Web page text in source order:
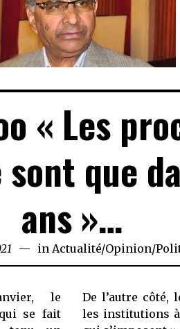
« Les
que
ans »…
February
8,
in Actualité/Opinion/
le
qui se fait
De l’autre
les institutions